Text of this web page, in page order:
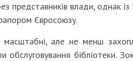
представників влади, однак
Євросоюзу.
але не менш
обслуговування бібліотеки.